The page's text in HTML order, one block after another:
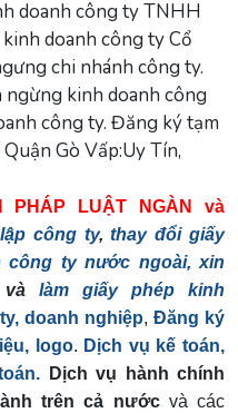
PHÁP LUẬT NGÀN và
công ty,thay đổi giấy
công ty nước ngoài,xin
làm giấy phép kinh
doanh nghiệp, Đăng ký
logo. Dịch vụ kế toán,
Dịch vụ hành chính
trên cả nướcvà các